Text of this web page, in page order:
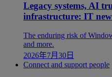
Legacy systems, AI
infrastructure: IT
The enduring risk of
and more.
2026年7月30日
Connect and support people